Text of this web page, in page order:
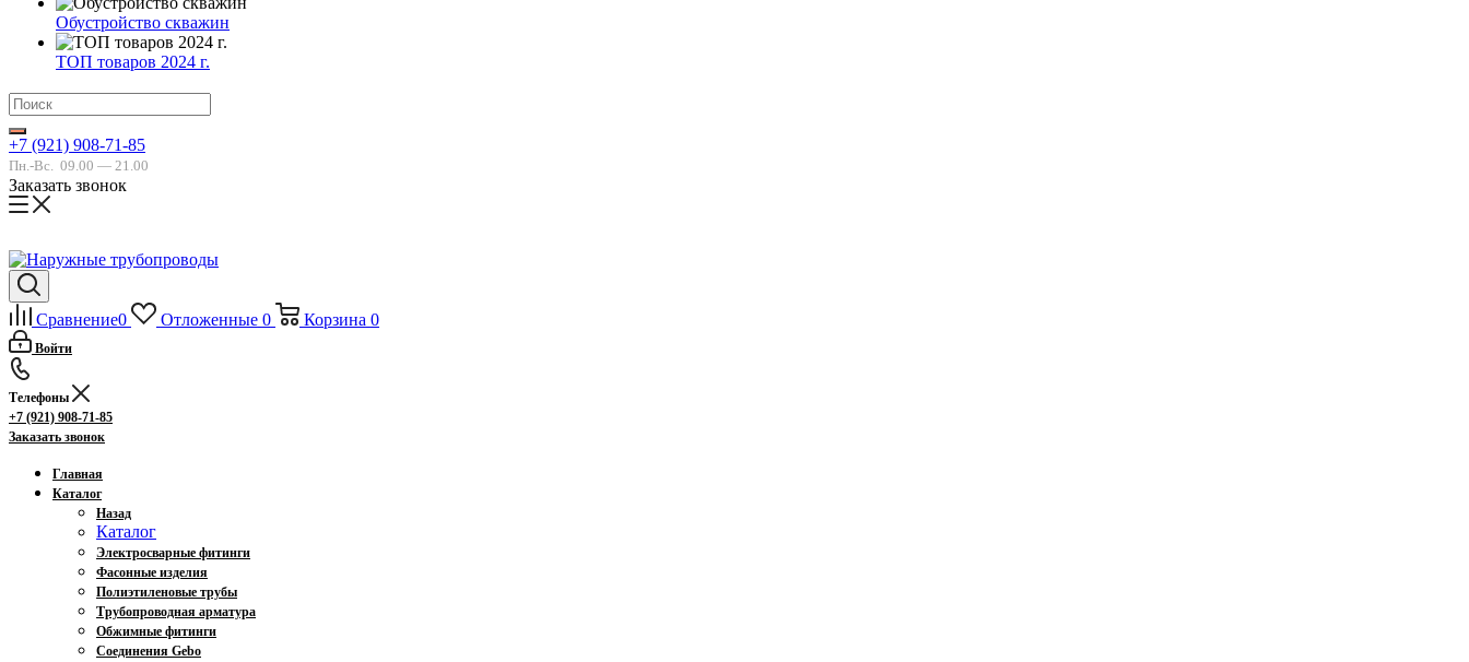
Обустройство скважин
ТОП товаров 2024 г.
+7 (921) 908-71-85
Пн.-Вс. 09.00 — 21.00
Заказать звонок
Сравнение0 Отложенные 0 Корзина 0
Войти
Телефоны
+7 (921) 908-71-85
Заказать звонок
Главная
Каталог
Назад
Каталог
Электросварные фитинги
Фасонные изделия
Полиэтиленовые трубы
Трубопроводная арматура
Обжимные фитинги
Соединения Gebo